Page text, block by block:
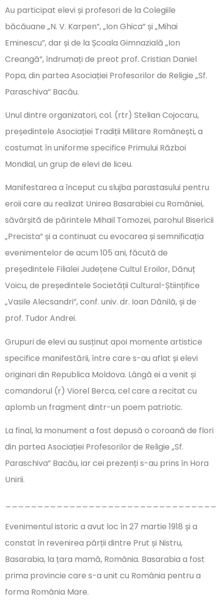
Au participat elevi și profesori de la Colegiile
băcăuane „N. V. Karpen”, „Ion Ghica” și „Mihai
Eminescu”, dar și de la Școala Gimnazială „Ion
Creangă”, îndrumați de preot prof. Cristian Daniel
Popa, din partea Asociației Profesorilor de Religie „Sf.
Paraschiva” Bacău.
Unul dintre organizatori, col. (rtr) Stelian Cojocaru,
președintele Asociației Tradiții Militare Românești, a
costumat în uniforme specifice Primului Război
Mondial, un grup de elevi de liceu.
Manifestarea a început cu slujba parastasului pentru
eroii care au realizat Unirea Basarabiei cu României,
săvârșită de părintele Mihail Tomozei, parohul Bisericii
„Precista” și a continuat cu evocarea și semnificația
evenimentelor de acum 105 ani, făcută de
președintele Filialei Județene Cultul Eroilor, Dănuț
Voicu, de președintele Societății Cultural-Științifice
„Vasile Alecsandri”, conf. univ. dr. Ioan Dănilă, și de
prof. Tudor Andrei.
Grupuri de elevi au susținut apoi momente artistice
specifice manifestării, între care s-au aflat și elevi
originari din Republica Moldova. Lângă ei a venit și
comandorul (r) Viorel Berca, cel care a recitat cu
aplomb un fragment dintr-un poem patriotic.
La final, la monument a fost depusă o coroană de flori
din partea Asociației Profesorilor de Religie „Sf.
Paraschiva” Bacău, iar cei prezenți s-au prins în Hora
Unirii.
Evenimentul istoric a avut loc în 27 martie 1918 și a
constat în revenirea părții dintre Prut și Nistru,
Basarabia, la țara mamă, România. Basarabia a fost
prima provincie care s-a unit cu România pentru a
forma România Mare.